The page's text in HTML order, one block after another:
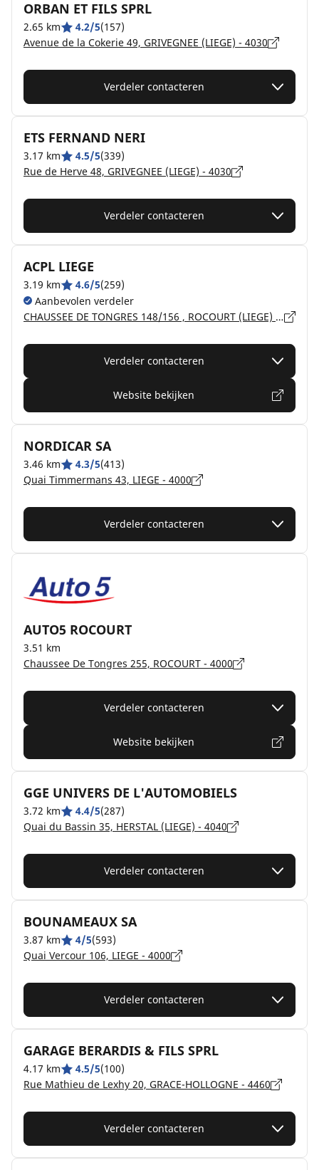
ORBAN ET FILS SPRL
2.65 km 4.2/5(157)
Avenue de la Cokerie 49, GRIVEGNEE (LIEGE) - 4030
Verdeler contacteren
ETS FERNAND NERI
3.17 km 4.5/5(339)
Rue de Herve 48, GRIVEGNEE (LIEGE) - 4030
Verdeler contacteren
ACPL LIEGE
3.19 km 4.6/5(259)
Aanbevolen verdeler
CHAUSSEE DE TONGRES 148/156 , ROCOURT (LIEGE) - 4000
Verdeler contacteren
Website bekijken
NORDICAR SA
3.46 km 4.3/5(413)
Quai Timmermans 43, LIEGE - 4000
Verdeler contacteren
AUTO5 ROCOURT
3.51 km
Chaussee De Tongres 255, ROCOURT - 4000
Verdeler contacteren
Website bekijken
GGE UNIVERS DE L'AUTOMOBIELS
3.72 km 4.4/5(287)
Quai du Bassin 35, HERSTAL (LIEGE) - 4040
Verdeler contacteren
BOUNAMEAUX SA
3.87 km 4/5(593)
Quai Vercour 106, LIEGE - 4000
Verdeler contacteren
GARAGE BERARDIS & FILS SPRL
4.17 km 4.5/5(100)
Rue Mathieu de Lexhy 20, GRACE-HOLLOGNE - 4460
Verdeler contacteren